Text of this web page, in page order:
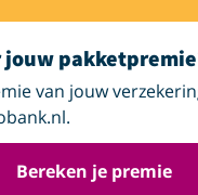
van jouw
Bereken je premie